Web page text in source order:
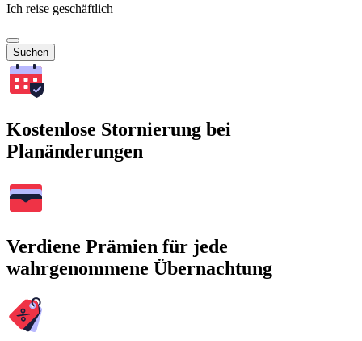
Ich reise geschäftlich
Suchen
Kostenlose Stornierung bei
Planänderungen
Verdiene Prämien für jede
wahrgenommene Übernachtung